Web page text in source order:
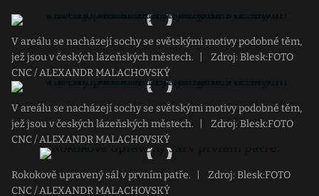
V areálu se nacházejí sochy se světskými motivy podobné těm,
jež jsou v českých lázeňských městech.
Zdroj: Blesk:FOTO
CNC / ALEXANDR MALACHOVSKÝ
V areálu se nacházejí sochy se světskými motivy podobné těm,
jež jsou v českých lázeňských městech.
Zdroj: Blesk:FOTO
CNC / ALEXANDR MALACHOVSKÝ
Rokokově upravený sál v prvním patře.
Zdroj: Blesk:FOTO
CNC / ALEXANDR MALACHOVSKÝ